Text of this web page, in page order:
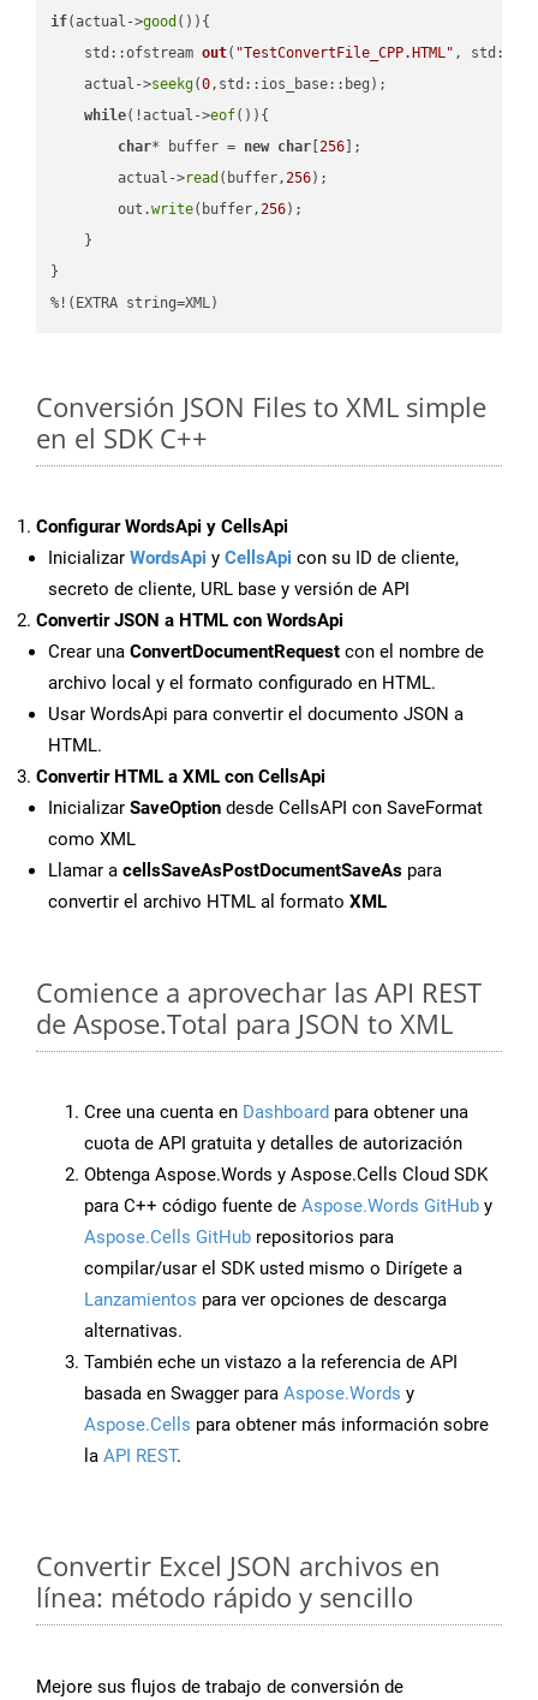
if(actual->good ()){
std::ofstream out( "TestConvertFile_CPP.HTML" ,
    actual->
seekg(0,std::ios_base::beg);
while(!actual->eof()){
char* buffer = new char [256 ];
        actual->
read (buffer,256);
        out.
write(buffer,256);
    }
}
%!(EXTRA string=XML)
Conversión JSON Files to XML simple
en el SDK C++
Configurar WordsApi y CellsApi
Inicializar WordsApi y CellsApi con su ID de cliente,
secreto de cliente, URL base y versión de API
Convertir JSON a HTML con WordsApi
Crear una ConvertDocumentRequest con el nombre de
archivo local y el formato configurado en HTML.
Usar WordsApi para convertir el documento JSON a
HTML.
Convertir HTML a XML con CellsApi
Inicializar SaveOption desde CellsAPI con SaveFormat
como XML
Llamar a cellsSaveAsPostDocumentSaveAs para
convertir el archivo HTML al formato XML
Comience a aprovechar las API REST
de Aspose.Total para JSON to XML
Cree una cuenta en Dashboard para obtener una
cuota de API gratuita y detalles de autorización
Obtenga Aspose.Words y Aspose.Cells Cloud SDK
para C++ código fuente de Aspose.Words GitHub y
Aspose.Cells GitHub repositorios para
compilar/usar el SDK usted mismo o Dirígete a
Lanzamientos para ver opciones de descarga
alternativas.
También eche un vistazo a la referencia de API
basada en Swagger para Aspose.Words y
Aspose.Cells para obtener más información sobre
la API REST.
Convertir Excel JSON archivos en
línea: método rápido y sencillo
Mejore sus flujos de trabajo de conversión de